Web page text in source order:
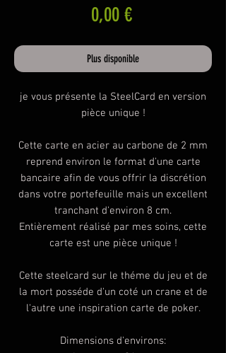
0,00 €Prix
Plus disponible
je vous présente la SteelCard en version
pièce unique !
Cette carte en acier au carbone de 2 mm
reprend environ le format d'une carte
bancaire afin de vous offrir la discrétion
dans votre portefeuille mais un excellent
tranchant d'environ 8 cm.
Entièrement réalisé par mes soins, cette
carte est une pièce unique !
Cette steelcard sur le théme du jeu et de
la mort posséde d'un coté un crane et de
l'autre une inspiration carte de poker.
Dimensions d'environs: